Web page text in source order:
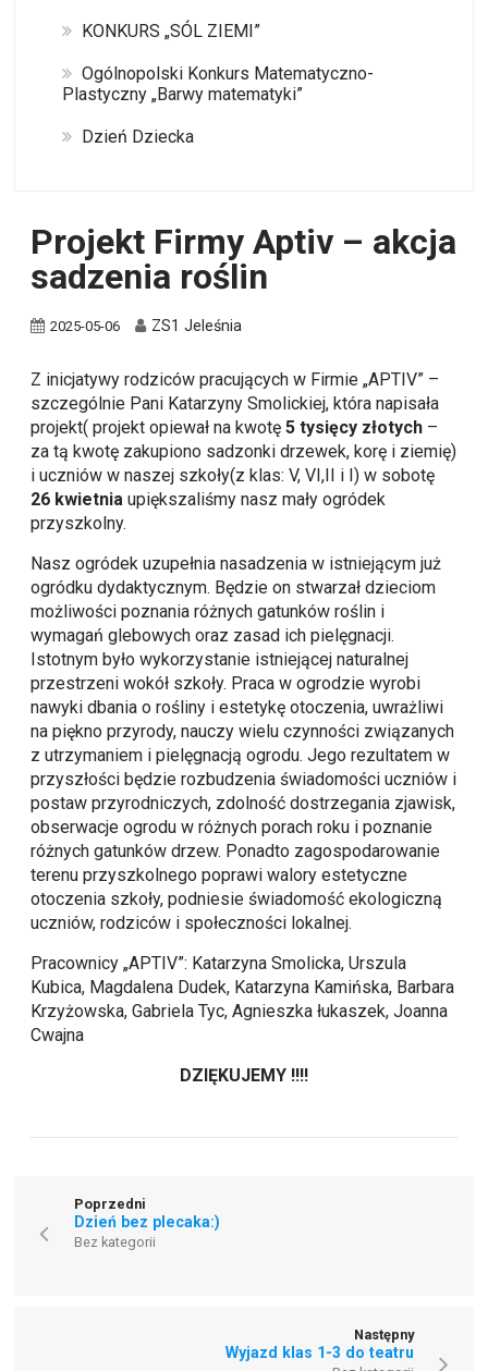
KONKURS „SÓL ZIEMI”
Ogólnopolski Konkurs Matematyczno-
Plastyczny „Barwy matematyki”
Dzień Dziecka
Projekt Firmy Aptiv – akcja
sadzenia roślin
2025-05-06 ZS1 Jeleśnia
Z inicjatywy rodziców pracujących w Firmie „APTIV” –
szczególnie Pani Katarzyny Smolickiej, która napisała
projekt( projekt opiewał na kwotę5 tysięcy złotych –
za tą kwotę zakupiono sadzonki drzewek, korę i ziemię)
i uczniów w naszej szkoły(z klas: V, VI,II i I) w sobotę
26 kwietnia upiększaliśmy nasz mały ogródek
przyszkolny.
Nasz ogródek uzupełnia nasadzenia w istniejącym już
ogródku dydaktycznym. Będzie on stwarzał dzieciom
możliwości poznania różnych gatunków roślin i
wymagań glebowych oraz zasad ich pielęgnacji.
Istotnym było wykorzystanie istniejącej naturalnej
przestrzeni wokół szkoły. Praca w ogrodzie wyrobi
nawyki dbania o rośliny i estetykę otoczenia, uwrażliwi
na piękno przyrody, nauczy wielu czynności związanych
z utrzymaniem i pielęgnacją ogrodu. Jego rezultatem w
przyszłości będzie rozbudzenia świadomości uczniów i
postaw przyrodniczych, zdolność dostrzegania zjawisk,
obserwacje ogrodu w różnych porach roku i poznanie
różnych gatunków drzew. Ponadto zagospodarowanie
terenu przyszkolnego poprawi walory estetyczne
otoczenia szkoły, podniesie świadomość ekologiczną
uczniów, rodziców i społeczności lokalnej.
Pracownicy „APTIV”: Katarzyna Smolicka, Urszula
Kubica, Magdalena Dudek, Katarzyna Kamińska, Barbara
Krzyżowska, Gabriela Tyc, Agnieszka łukaszek, Joanna
Cwajna
DZIĘKUJEMY !!!!
Poprzedni
Dzień bez plecaka:)
Bez kategorii
Następny
Wyjazd klas 1-3 do teatru